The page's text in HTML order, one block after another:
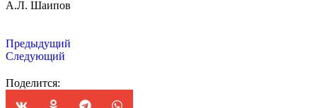
А.Л. Шаипов
Предыдущий
Следующий
Поделится: